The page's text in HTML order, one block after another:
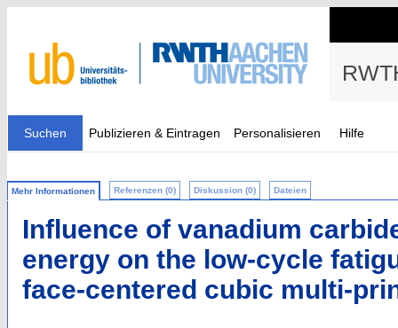
Suchen Publizieren & Eintragen Personalisieren Hilfe
Mehr Informationen Referenzen (0) Diskussion (0) Dateien
Influence of vanadium
energy on the low-cycle
face-centered cubic multi-